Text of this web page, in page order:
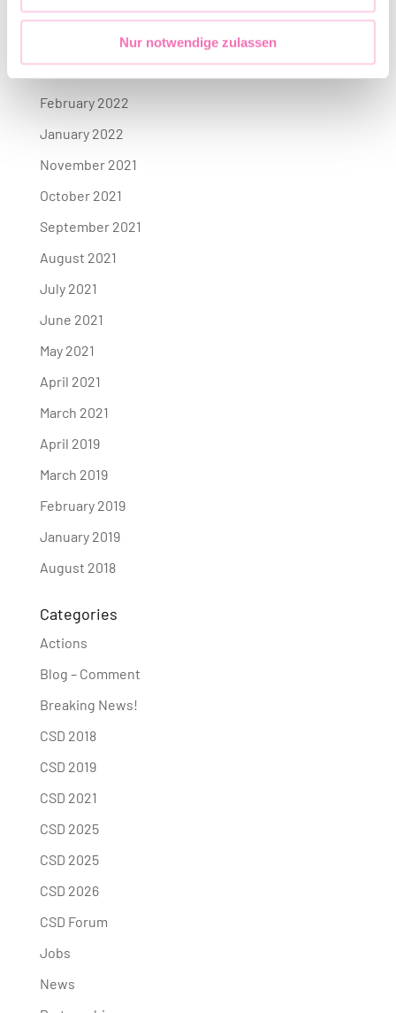
Nur notwendige zulassen
May 2022
February 2022
January 2022
November 2021
October 2021
September 2021
August 2021
July 2021
June 2021
May 2021
April 2021
March 2021
April 2019
March 2019
February 2019
January 2019
August 2018
Categories
Actions
Blog – Comment
Breaking News!
CSD 2018
CSD 2019
CSD 2021
CSD 2025
CSD 2025
CSD 2026
CSD Forum
Jobs
News